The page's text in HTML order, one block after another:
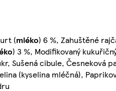
(mléko) 6 %, Zahuštěné
) 3 %, Modifikovaný
Sušená cibule, Česneková
(kyselina mléčná),